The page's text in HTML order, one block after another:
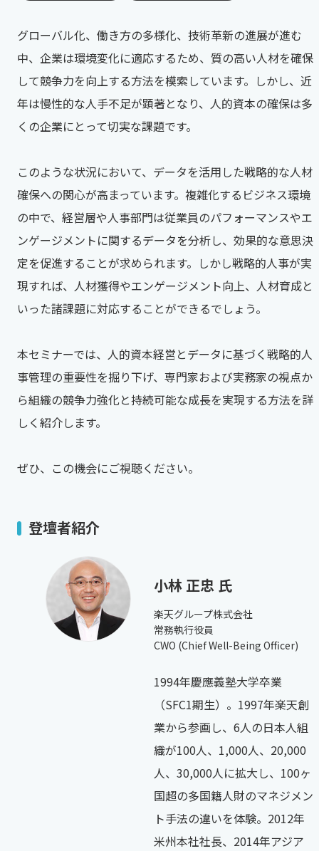
グローバル化、働き方の多様化、技術革新の進展が進む
中、企業は環境変化に適応するため、質の高い人材を確保
して競争力を向上する方法を模索しています。しかし、近
年は慢性的な人手不足が顕著となり、人的資本の確保は多
くの企業にとって切実な課題です。
このような状況において、データを活用した戦略的な人材
確保への関心が高まっています。複雑化するビジネス環境
の中で、経営層や人事部門は従業員のパフォーマンスやエ
ンゲージメントに関するデータを分析し、効果的な意思決
定を促進することが求められます。しかし戦略的人事が実
現すれば、人材獲得やエンゲージメント向上、人材育成と
いった諸課題に対応することができるでしょう。
本セミナーでは、人的資本経営とデータに基づく戦略的人
事管理の重要性を掘り下げ、専門家および実務家の視点か
ら組織の競争力強化と持続可能な成長を実現する方法を詳
しく紹介します。
ぜひ、この機会にご視聴ください。
登壇者紹介
小林 正忠 氏
楽天グループ株式会社
常務執行役員
CWO (Chief Well-Being Officer)
1994年慶應義塾大学卒業
（SFC1期生）。1997年楽天創
業から参画し、6人の日本人組
織が100人、1,000人、20,000
人、30,000人に拡大し、100ヶ
国超の多国籍人財のマネジメン
ト手法の違いを体験。2012年
米州本社社長、2014年アジア